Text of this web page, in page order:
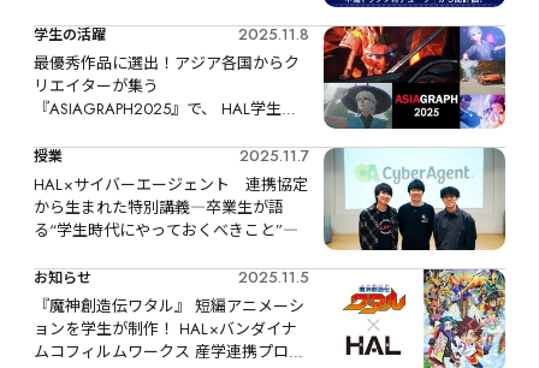
学生の活躍
2025.11.8
最優秀作品に選出！アジア各国からク
リエイターが集う
『ASIAGRAPH2025』で、 HAL学生が
授業
2025.11.7
HAL×サイバーエージェント　連携協定
から生まれた特別講義―卒業生が語
る“学生時代にやっておくべきこと”―
お知らせ
2025.11.5
『魔神創造伝ワタル』 短編アニメーシ
ョンを学生が制作！ HAL×バンダイナ
ムコフィルムワークス 産学連携プロジ